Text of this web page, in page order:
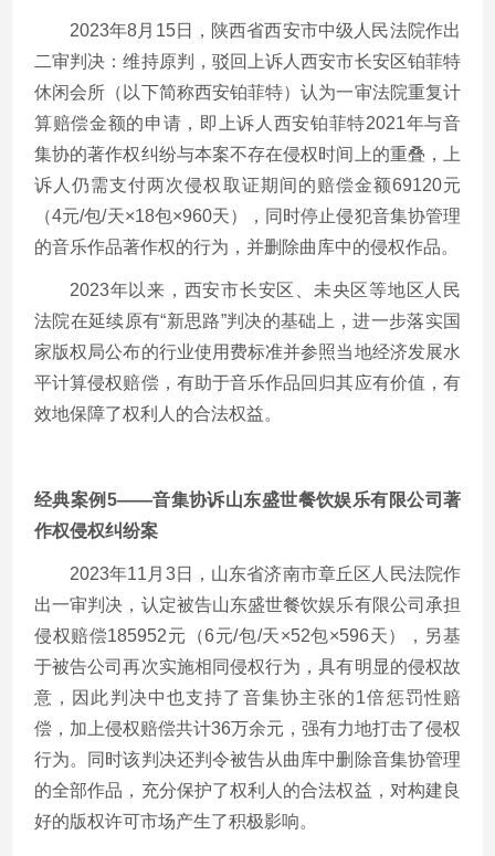
2023年8月15日，陕西省西安市中级人民法院作出
二审判决：维持原判，驳回上诉人西安市长安区铂菲特
休闲会所（以下简称西安铂菲特）认为一审法院重复计
算赔偿金额的申请，即上诉人西安铂菲特2021年与音
集协的著作权纠纷与本案不存在侵权时间上的重叠，上
诉人仍需支付两次侵权取证期间的赔偿金额69120元
（4元/包/天×18包×960天），同时停止侵犯音集协管理
的音乐作品著作权的行为，并删除曲库中的侵权作品。
2023年以来，西安市长安区、未央区等地区人民
法院在延续原有“新思路”判决的基础上，进一步落实国
家版权局公布的行业使用费标准并参照当地经济发展水
平计算侵权赔偿，有助于音乐作品回归其应有价值，有
效地保障了权利人的合法权益。
经典案例 5——音集协诉山东盛世餐饮娱乐有限公司著
作权侵权纠纷案
2023年11月3日，山东省济南市章丘区人民法院作
出一审判决，认定被告山东盛世餐饮娱乐有限公司承担
侵权赔偿185952元（6元/包/天×52包×596天），另基
于被告公司再次实施相同侵权行为，具有明显的侵权故
意，因此判决中也支持了音集协主张的1倍惩罚性赔
偿，加上侵权赔偿共计36万余元，强有力地打击了侵权
行为。同时该判决还判令被告从曲库中删除音集协管理
的全部作品，充分保护了权利人的合法权益，对构建良
好的版权许可市场产生了积极影响。